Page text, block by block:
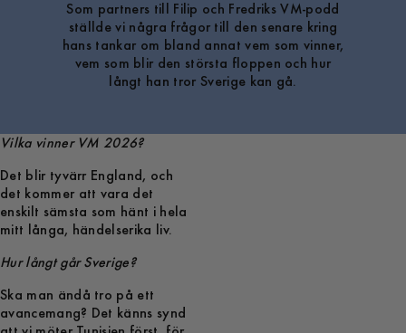
Som partners till Filip och Fredriks VM-podd
ställde vi några frågor till den senare kring
hans tankar om bland annat vem som vinner,
vem som blir den största floppen och hur
långt han tror Sverige kan gå.
Vilka vinner VM 2026?
Det blir tyvärr England, och
det kommer att vara det
enskilt sämsta som hänt i hela
mitt långa, händelserika liv.
Hur långt går Sverige?
Ska man ändå tro på ett
avancemang? Det känns synd